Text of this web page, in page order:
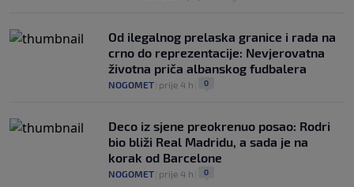
Od ilegalnog prelaska granice i rada na
crno do reprezentacije: Nevjerovatna
životna priča albanskog fudbalera
NOGOMET prije 4 h 0
Deco iz sjene preokrenuo posao: Rodri
bio bliži Real Madridu, a sada je na
korak od Barcelone
NOGOMET prije 4 h 0